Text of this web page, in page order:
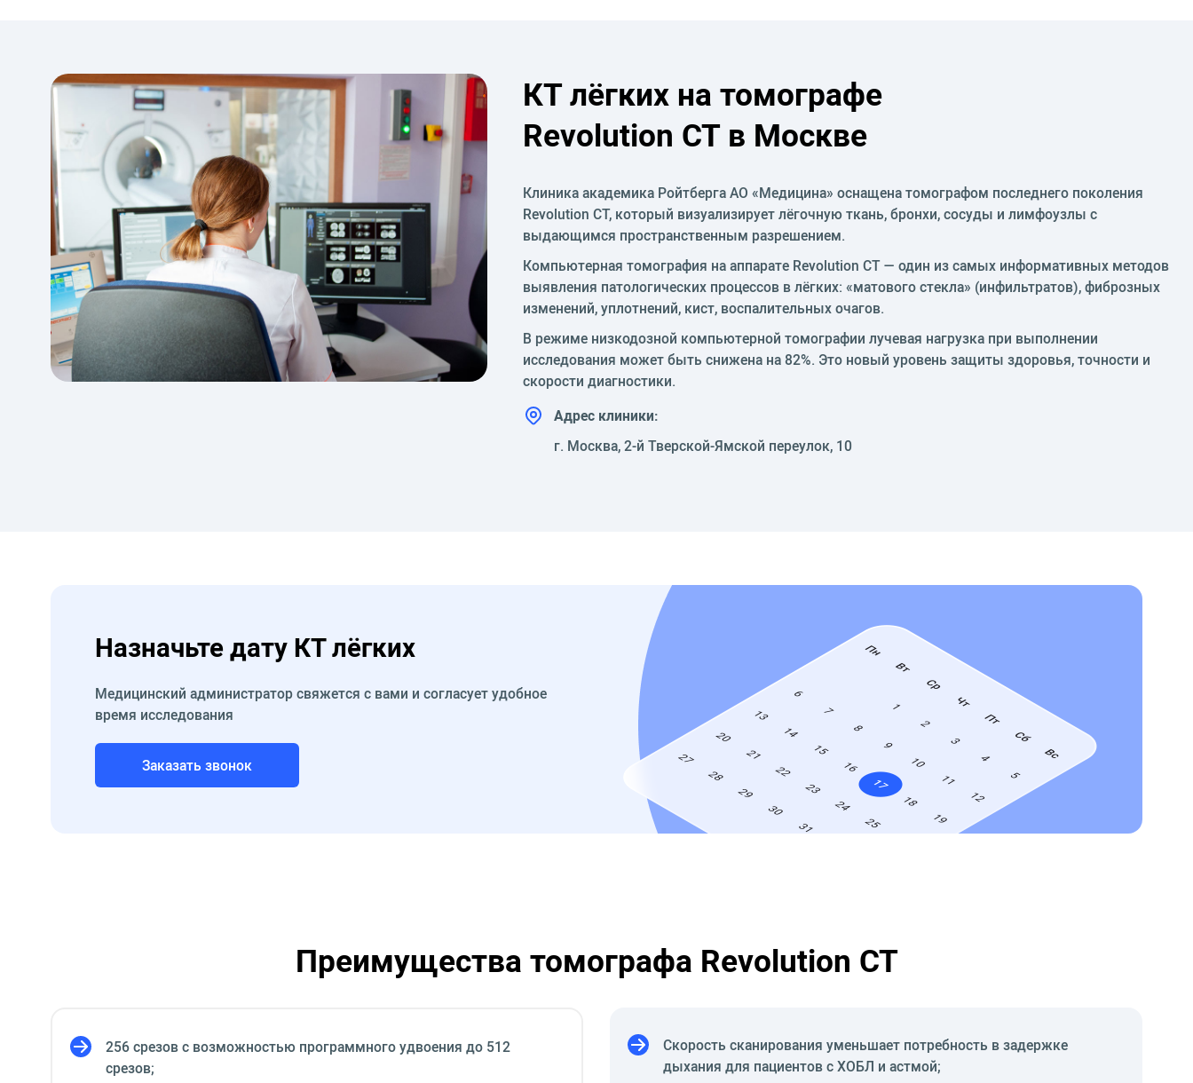
КТ лёгких на томографе
Revolution CT в Москве
Клиника академика Ройтберга АО «Медицина» оснащена томографом последнего поколения
Revolution CT, который визуализирует лёгочную ткань, бронхи, сосуды и лимфоузлы с
выдающимся пространственным разрешением.
Компьютерная томография на аппарате Revolution CT — один из самых информативных методов
выявления патологических процессов в лёгких: «матового стекла» (инфильтратов), фиброзных
изменений, уплотнений, кист, воспалительных очагов.
В режиме низкодозной компьютерной томографии лучевая нагрузка при выполнении
исследования может быть снижена на 82%. Это новый уровень защиты здоровья, точности и
скорости диагностики.
Адрес клиники:
г. Москва, 2-й Тверской-Ямской переулок, 10
Назначьте дату КТ лёгких
Медицинский администратор свяжется с вами и согласует удобное
время исследования
Заказать звонок
Преимущества томографа Revolution CT
256 срезов с возможностью программного удвоения до 512
срезов;
Скорость сканирования уменьшает потребность в задержке
дыхания для пациентов с ХОБЛ и астмой;